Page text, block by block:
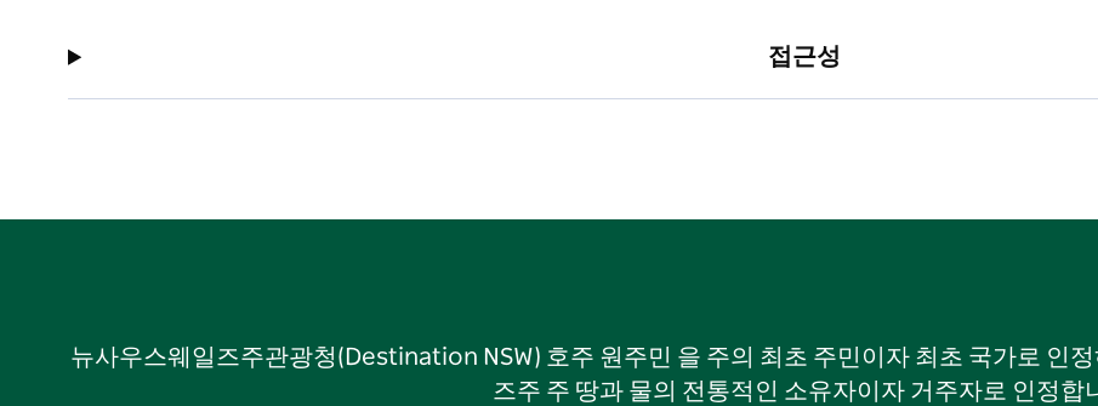
접근성
뉴사우스웨일즈주관광청(Destination NSW) 호주 원주민 을 주의 최초 주민이자 최초 국가로 인
즈주 주 땅과 물의 전통적인 소유자이자 거주자로 인정합